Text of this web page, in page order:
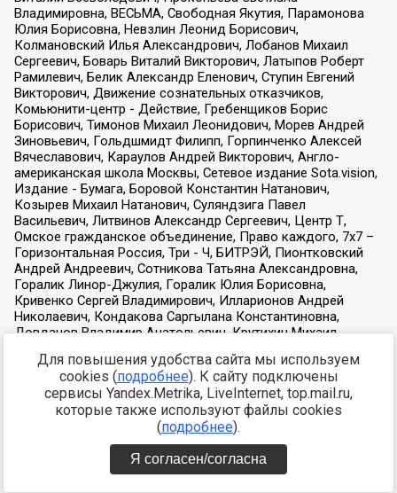
Для повышения удобства сайта мы используем
cookies (подробнее). К сайту подключены
сервисы Yandex.Metrika, LiveInternet, top.mail.ru,
которые также используют файлы cookies
(подробнее).
Я согласен/согласна